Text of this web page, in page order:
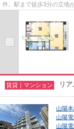
件。駅まで徒歩3分の立地
賃貸｜マンション リ
山陽
山陽
山陽